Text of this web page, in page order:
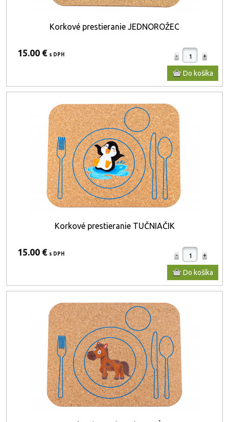
Korkové prestieranie JEDNOROŽEC
15.00 € s DPH
Korkové prestieranie TUČNIAČIK
15.00 € s DPH